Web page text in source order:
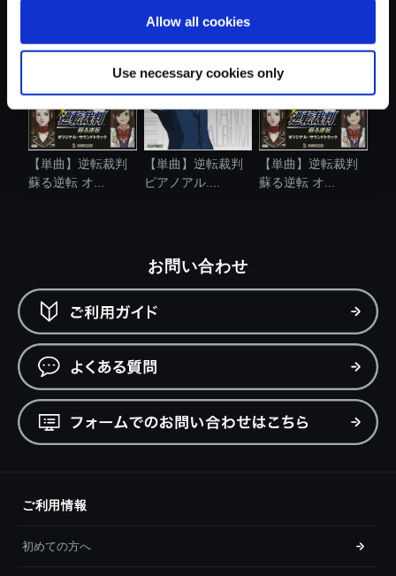
Allow all cookies
Use necessary cookies only
【単曲】逆転裁判
蘇る逆転 オ...
【単曲】逆転裁判
ピアノアル....
【単曲】逆転裁判
蘇る逆転 オ...
お問い合わせ
ご利用情報
初めての方へ